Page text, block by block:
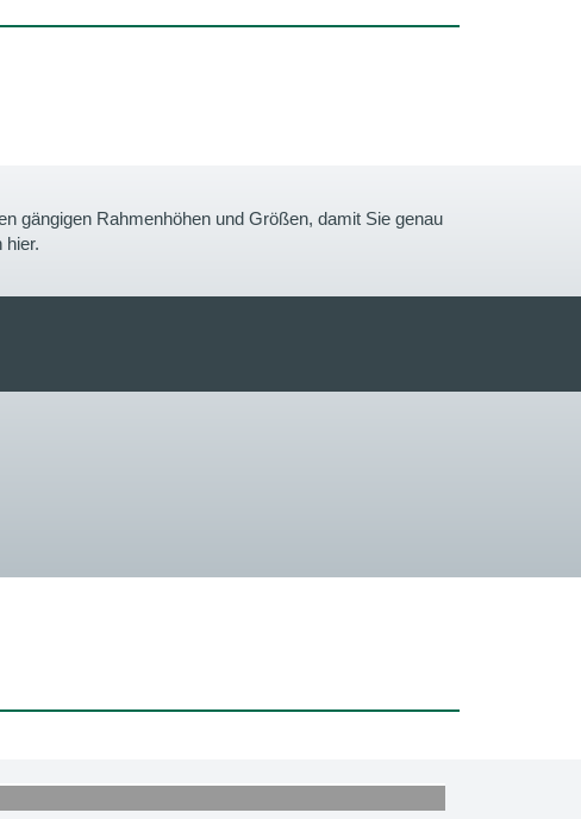
gängigen Rahmenhöhen und Größen, damit Sie genau
hier.